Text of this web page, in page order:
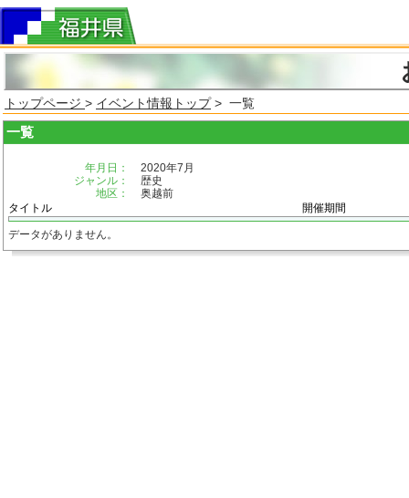
トップページ > イベント情報トップ> 一覧
一覧
年月日：
2020年7月
ジャンル：
歴史
地区：
奥越前
タイトル
開催期間
データがありません。